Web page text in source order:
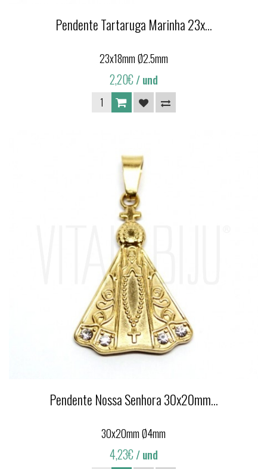
Pendente Tartaruga Marinha 23x...
23x18mm Ø2.5mm
2,20€/ und
Pendente Nossa Senhora 30x20mm...
30x20mm Ø4mm
4,23€/ und